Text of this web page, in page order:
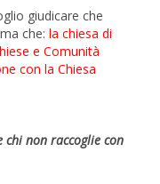
giudicare che
che: la chiesa di
e Comunità
con la Chiesa
chi non raccoglie con